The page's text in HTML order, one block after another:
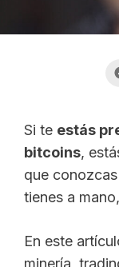
Si te estás
bitcoins,
que
tienes a
En este
minería,